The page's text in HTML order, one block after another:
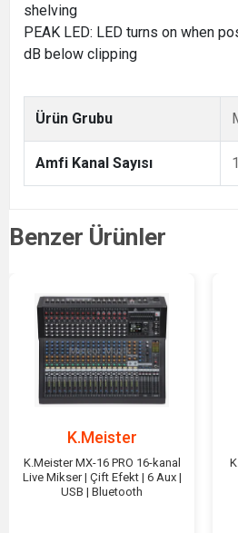
shelving
PEAK LED: LED turns on when
dB below clipping
Ürün Grubu
Amfi Kanal Sayısı
Benzer Ürünler
K.Meister
K.Meister MX-16 PRO 16-kanal
Live Mikser | Çift Efekt | 6 Aux |
USB | Bluetooth